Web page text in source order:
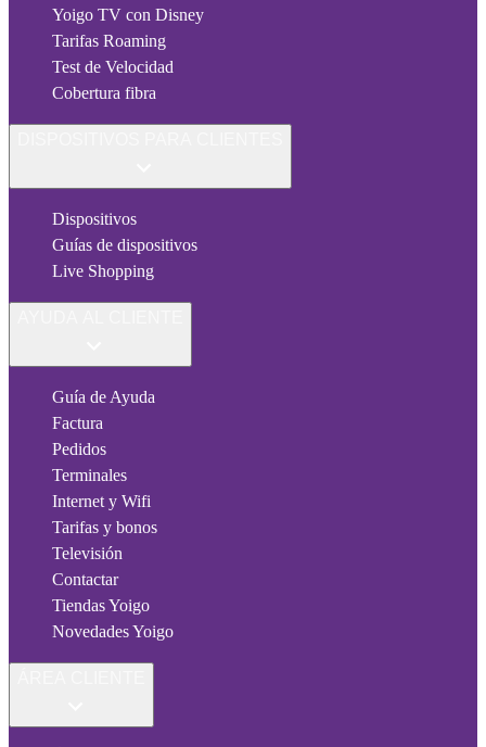
Yoigo TV con Disney
Tarifas Roaming
Test de Velocidad
Cobertura fibra
Dispositivos
Guías de dispositivos
Live Shopping
Guía de Ayuda
Factura
Pedidos
Terminales
Internet y Wifi
Tarifas y bonos
Televisión
Contactar
Tiendas Yoigo
Novedades Yoigo